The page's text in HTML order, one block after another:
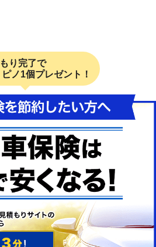
り完了で
ノ1個プレゼント！